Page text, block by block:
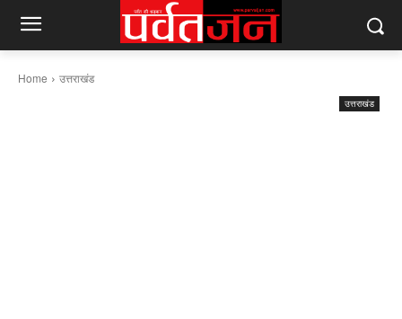
Home उत्तराखंड
उत्तराखंड